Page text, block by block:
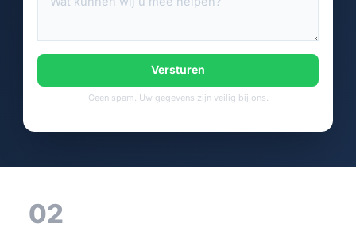
Versturen
Geen spam. Uw gegevens zijn veilig bij ons.
02